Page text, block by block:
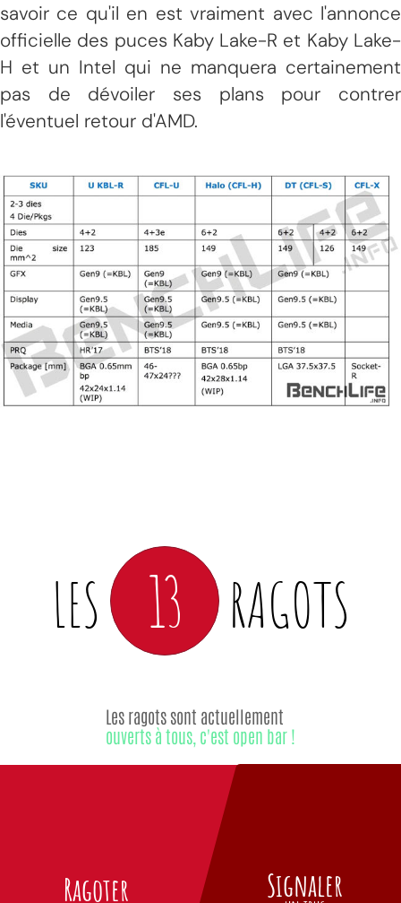
savoir ce qu'il en est vraiment avec l'annonce
officielle des puces Kaby Lake-R et Kaby Lake-
H et un Intel qui ne manquera certainement
pas de dévoiler ses plans pour contrer
l'éventuel retour d'AMD.
LES 13 RAGOTS
Ragoter
Les ragots sont actuellement
ouverts à tous, c'est open bar !
Signaler